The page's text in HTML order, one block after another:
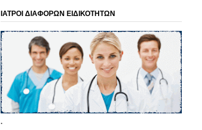
ΙΑΤΡΟΙ ΔΙΑΦΟΡΩΝ ΕΙΔΙΚΟΤΗΤΩΝ
.